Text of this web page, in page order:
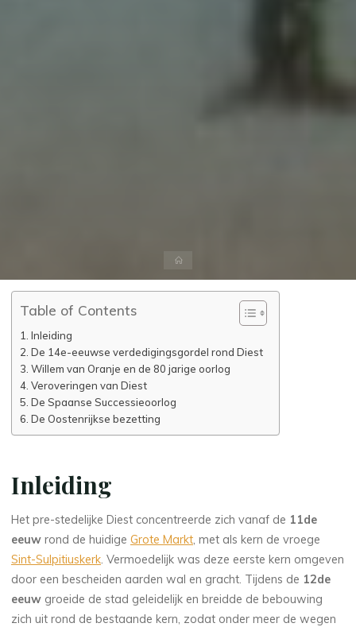
Table of Contents
Inleiding
De 14e-eeuwse verdedigingsgordel rond Diest
Willem van Oranje en de 80 jarige oorlog
Veroveringen van Diest
De Spaanse Successieoorlog
De Oostenrijkse bezetting
Inleiding
Het pre-stedelijke Diest concentreerde zich vanaf de 11de
eeuw rond de huidigeGrote Markt, met als kern de vroege
Sint-Sulpitiuskerk. Vermoedelijk was deze eerste kern omgeven
door een bescheiden aarden wal en gracht. Tijdens de 12de
eeuw groeide de stad geleidelijk en breidde de bebouwing
zich uit rond de bestaande kern, zodat onder meer de wegen